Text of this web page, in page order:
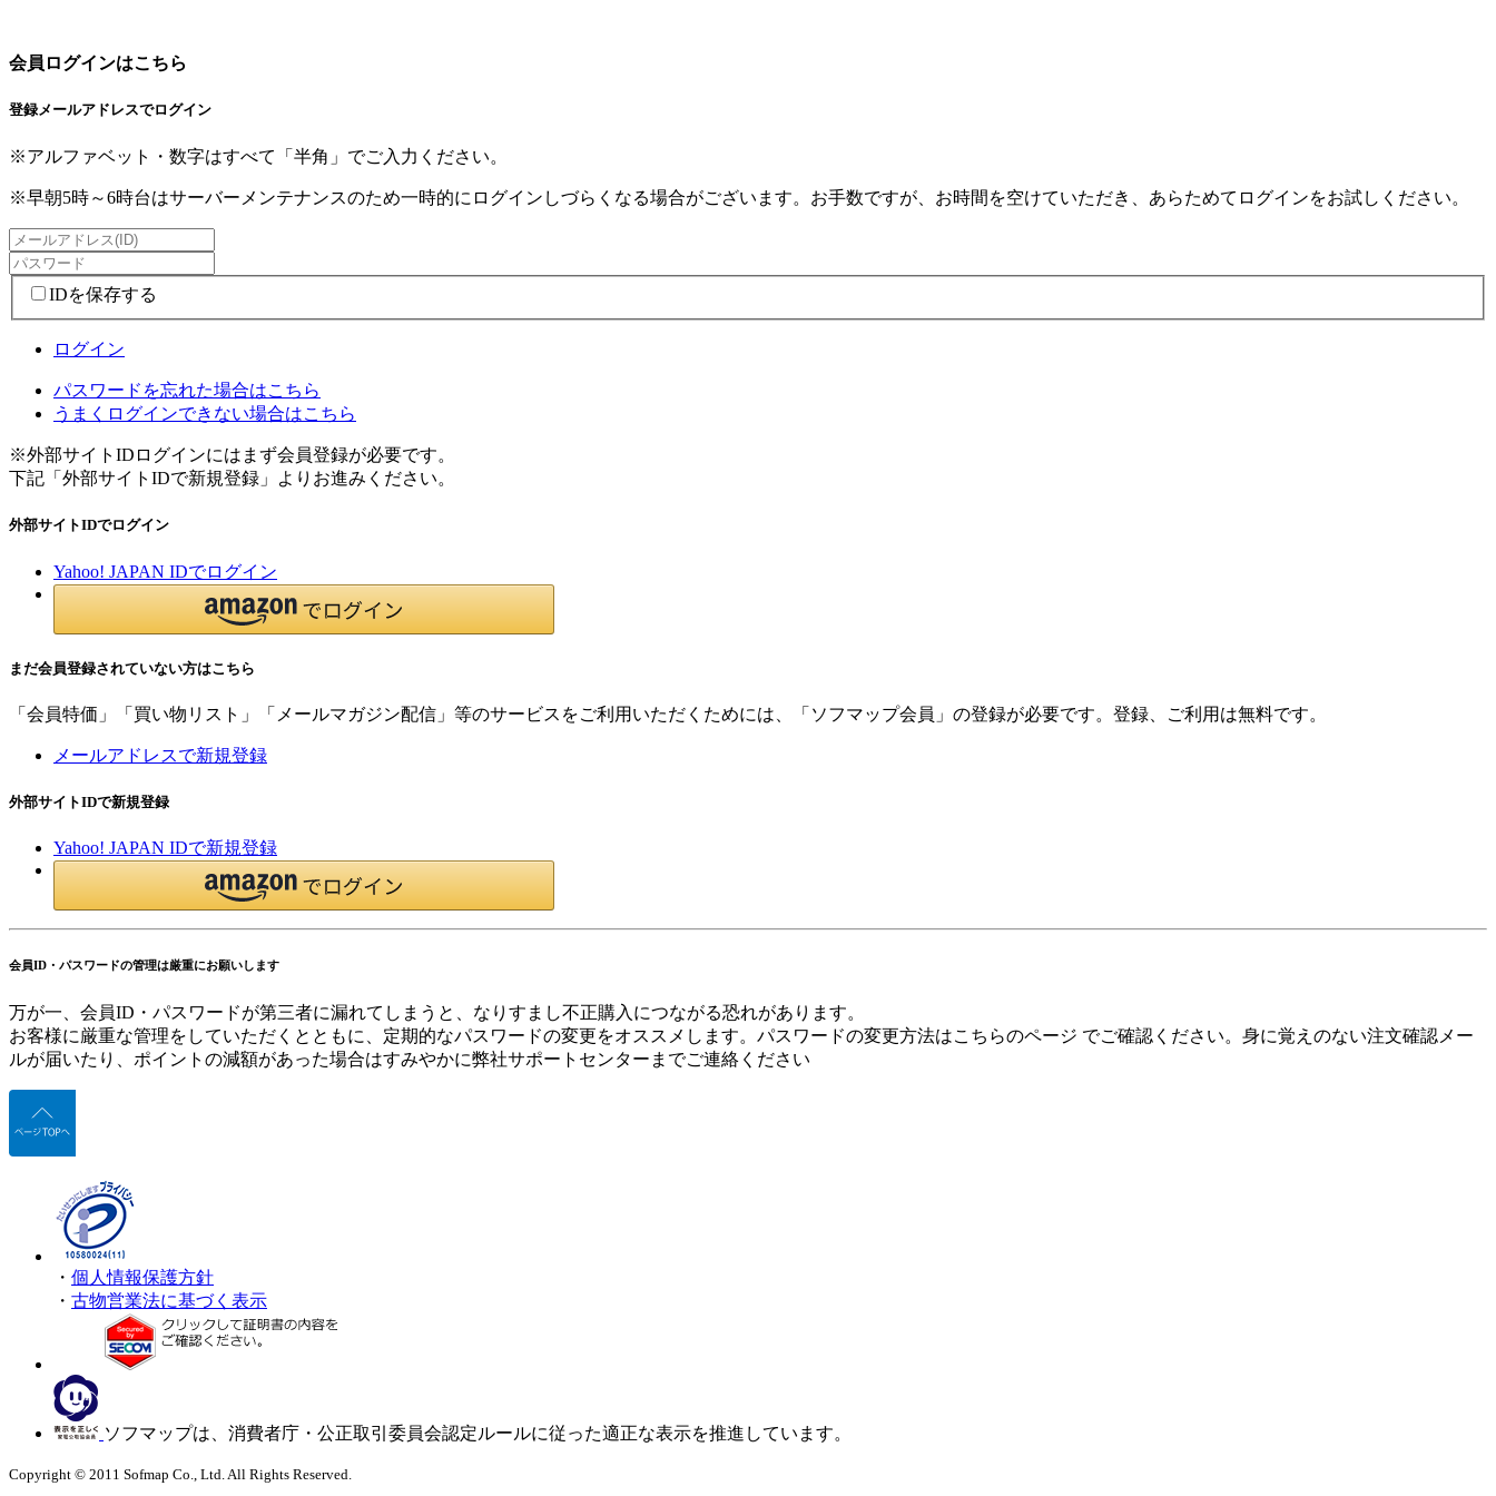
会員ログインはこちら
登録メールアドレスでログイン
※アルファベット・数字はすべて「半角」でご入力ください。
※早朝5時～6時台はサーバーメンテナンスのため一時的にログインしづらくなる場合がございます。お手数ですが、お時間を空けていただき、あらためてログインをお試しください。
IDを保存する
ログイン
パスワードを忘れた場合はこちら
うまくログインできない場合はこちら
※外部サイトIDログインにはまず会員登録が必要です。
下記「外部サイトIDで新規登録」よりお進みください。
外部サイトIDでログイン
Yahoo! JAPAN IDでログイン
まだ会員登録されていない方はこちら
「会員特価」「買い物リスト」「メールマガジン配信」等のサービスをご利用いただくためには、「ソフマップ会員」の登録が必要です。登録、ご利用は無料です。
メールアドレスで新規登録
外部サイトIDで新規登録
Yahoo! JAPAN IDで新規登録
会員ID・パスワードの管理は厳重にお願いします
万が一、会員ID・パスワードが第三者に漏れてしまうと、なりすまし不正購入につながる恐れがあります。
お客様に厳重な管理をしていただくとともに、定期的なパスワードの変更をオススメします。パスワードの変更方法はこちらのページ でご確認ください。身に覚えのない注文確認メー
ルが届いたり、ポイントの減額があった場合はすみやかに弊社サポートセンターまでご連絡ください
・ 個人情報保護方針
・ 古物営業法に基づく表示
ソフマップは、消費者庁・公正取引委員会認定ルールに従った適正な表示を推進しています。
Copyright © 2011 Sofmap Co., Ltd. All Rights Reserved.